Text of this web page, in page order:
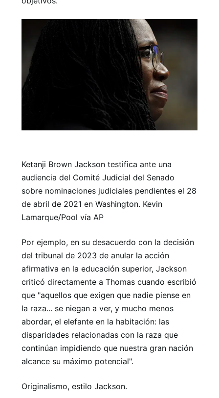
Ketanji Brown Jackson testifica ante una
audiencia del Comité Judicial del Senado
sobre nominaciones judiciales pendientes el 28
de abril de 2021 en Washington. Kevin
Lamarque/Pool vía AP
Por ejemplo, en su desacuerdo con la decisión
del tribunal de 2023 de anular la acción
afirmativa en la educación superior, Jackson
criticó directamente a Thomas cuando escribió
que "aquellos que exigen que nadie piense en
la raza... se niegan a ver, y mucho menos
abordar, el elefante en la habitación: las
disparidades relacionadas con la raza que
continúan impidiendo que nuestra gran nación
alcance su máximo potencial".
Originalismo, estilo Jackson.